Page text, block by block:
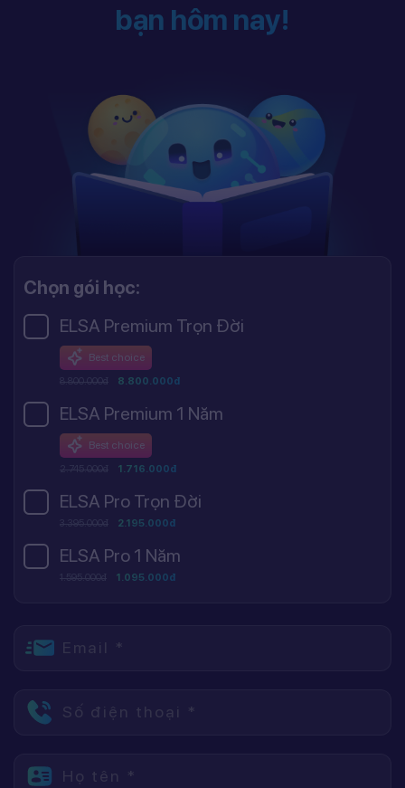
bạn hôm nay!
Chọn gói học:
ELSA Premium Trọn Đời
Best choice
8.800.000đ 8.800.000đ
ELSA Premium 1 Năm
Best choice
2.745.000đ 1.716.000đ
ELSA Pro Trọn Đời
3.395.000đ 2.195.000đ
ELSA Pro 1 Năm
1.595.000đ 1.095.000đ
Email *
Số điện thoại *
Họ tên *